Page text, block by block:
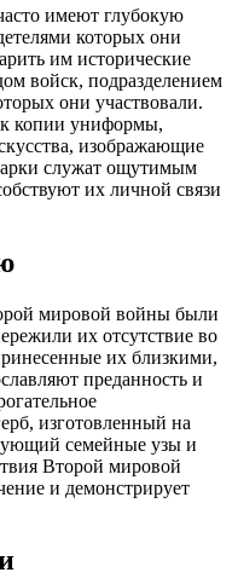
имеют глубокую
которых они
им исторические
войск, подразделением
они участвовали.
копии униформы,
изображающие
служат ощутимым
их личной связи
мировой войны были
их отсутствие во
их близкими,
преданность и
изготовленный на
семейные узы и
Второй мировой
и демонстрирует